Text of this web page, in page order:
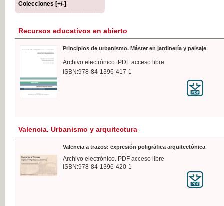
Colecciones [+/-]
Recursos educativos en abierto
Principios de urbanismo. Máster en jardinería y paisaje
Archivo electrónico. PDF acceso libre
ISBN:978-84-1396-417-1
Valencia. Urbanismo y arquitectura
Valencia a trazos: expresión poligráfica arquitectónica
Archivo electrónico. PDF acceso libre
ISBN:978-84-1396-420-1